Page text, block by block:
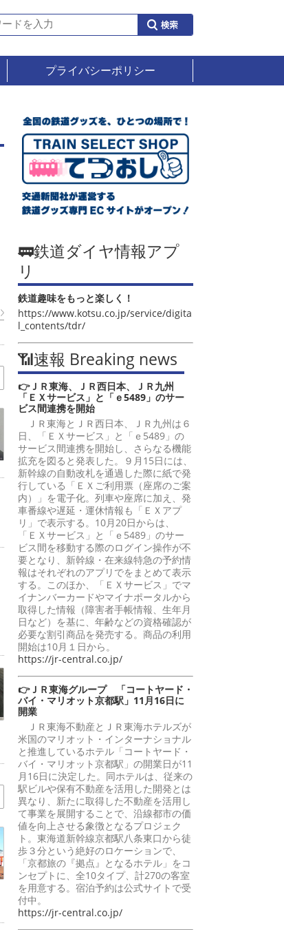
プライバシーポリシー
🚃鉄道ダイヤ情報アプ
リ
鉄道趣味をもっと楽しく！
https://www.kotsu.co.jp/service/digita
l_contents/tdr/
📶速報 Breaking news
👉ＪＲ東海、ＪＲ西日本、ＪＲ九州
「ＥＸサービス」と「ｅ5489」のサー
ビス間連携を開始
ＪＲ東海とＪＲ西日本、ＪＲ九州は６
日、「ＥＸサービス」と「ｅ5489」の
サービス間連携を開始し、さらなる機能
拡充を図ると発表した。９月15日には、
新幹線の自動改札を通過した際に紙で発
行している「ＥＸご利用票（座席のご案
内）」を電子化。列車や座席に加え、発
車番線や遅延・運休情報も「ＥＸアプ
リ」で表示する。10月20日からは、
「ＥＸサービス」と「ｅ5489」のサー
ビス間を移動する際のログイン操作が不
要となり、新幹線・在来線特急の予約情
報はそれぞれのアプリでをまとめて表示
する。このほか、「ＥＸサービス」でマ
イナンバーカードやマイナポータルから
取得した情報（障害者手帳情報、生年月
日など）を基に、年齢などの資格確認が
必要な割引商品を発売する。商品の利用
開始は10月１日から。
https://jr-central.co.jp/
👉ＪＲ東海グループ 「コートヤード・
バイ・マリオット京都駅」11月16日に
開業
ＪＲ東海不動産とＪＲ東海ホテルズが
米国のマリオット・インターナショナル
と推進しているホテル「コートヤード・
バイ・マリオット京都駅」の開業日が11
月16日に決定した。同ホテルは、従来の
駅ビルや保有不動産を活用した開発とは
異なり、新たに取得した不動産を活用し
て事業を展開することで、沿線都市の価
値を向上させる象徴となるプロジェク
ト。東海道新幹線京都駅八条東口から徒
歩３分という絶好のロケーションで、
「京都旅の『拠点』となるホテル」をコ
ンセプトに、全10タイプ、計270の客室
を用意する。宿泊予約は公式サイトで受
付中。
https://jr-central.co.jp/